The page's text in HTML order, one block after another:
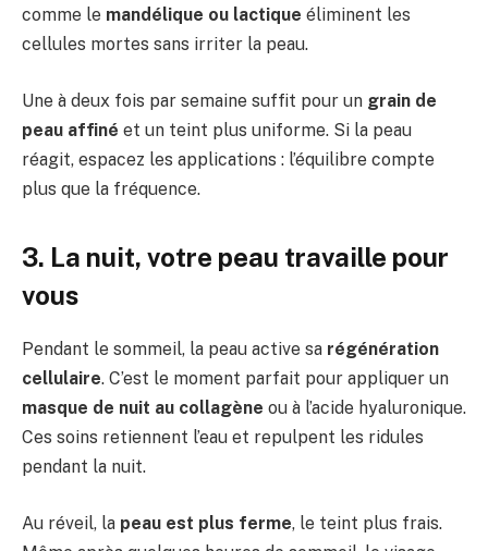
comme le mandélique ou lactique éliminent les
cellules mortes sans irriter la peau.
Une à deux fois par semaine suffit pour un grain de
peau affiné et un teint plus uniforme. Si la peau
réagit, espacez les applications : l’équilibre compte
plus que la fréquence.
3. La nuit, votre peau travaille pour
vous
Pendant le sommeil, la peau active sa régénération
cellulaire. C’est le moment parfait pour appliquer un
masque de nuit au collagène ou à l’acide hyaluronique.
Ces soins retiennent l’eau et repulpent les ridules
pendant la nuit.
Au réveil, la peau est plus ferme, le teint plus frais.